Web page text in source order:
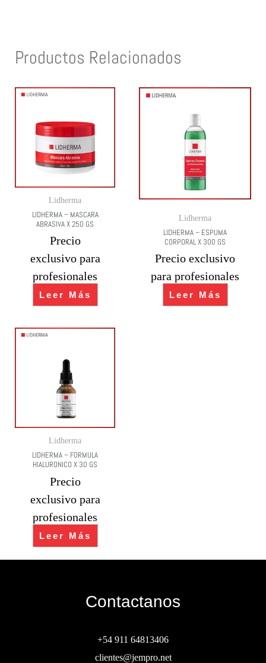
Productos Relacionados
Lidherma
LIDHERMA – MASCARA
ABRASIVA X 250 GS
Precio
exclusivo para
profesionales
Leer Más
Lidherma
LIDHERMA – ESPUMA
CORPORAL X 300 GS
Precio exclusivo
para profesionales
Leer Más
Lidherma
LIDHERMA – FORMULA
HIALURONICO X 30 GS
Precio
exclusivo para
profesionales
Leer Más
Contactanos
+54 911 64813406
clientes@jempro.net